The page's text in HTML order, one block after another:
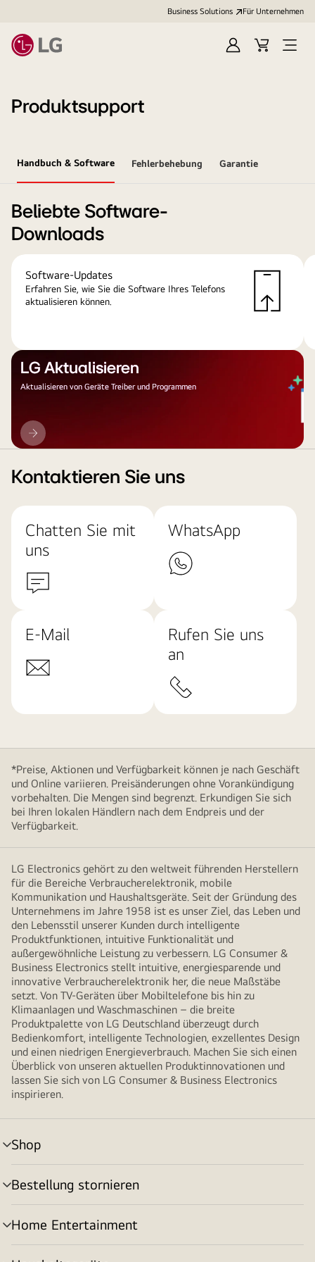
Business Solutions Für Unternehmen
Anmelden
Cart
Open
Produktsupport
Handbuch & Software Fehlerbehebung Garantie
Beliebte Software-
Downloads
Software-Updates
Erfahren Sie, wie Sie die Software Ihres Telefons
aktualisieren können.
LG Aktualisieren
Aktualisieren von Geräte Treiber und Programmen
LG
Aktualisieren
Kontaktieren Sie uns
Chatten Sie mit
uns
WhatsApp
E-Mail
Rufen Sie uns
an
*Preise, Aktionen und Verfügbarkeit können je nach Geschäft
und Online variieren. Preisänderungen ohne Vorankündigung
vorbehalten. Die Mengen sind begrenzt. Erkundigen Sie sich
bei Ihren lokalen Händlern nach dem Endpreis und der
Verfügbarkeit.
LG Electronics gehört zu den weltweit führenden Herstellern
für die Bereiche Verbraucherelektronik, mobile
Kommunikation und Haushaltsgeräte. Seit der Gründung des
Unternehmens im Jahre 1958 ist es unser Ziel, das Leben und
den Lebensstil unserer Kunden durch intelligente
Produktfunktionen, intuitive Funktionalität und
außergewöhnliche Leistung zu verbessern. LG Consumer &
Business Electronics stellt intuitive, energiesparende und
innovative Verbraucherelektronik her, die neue Maßstäbe
setzt. Von TV-Geräten über Mobiltelefone bis hin zu
Klimaanlagen und Waschmaschinen – die breite
Produktpalette von LG Deutschland überzeugt durch
Bedienkomfort, intelligente Technologien, exzellentes Design
und einen niedrigen Energieverbrauch. Machen Sie sich einen
Überblick von unseren aktuellen Produktinnovationen und
lassen Sie sich von LG Consumer & Business Electronics
inspirieren.
Shop
Menü
umschalten
Bestellung stornieren
Menü
umschalten
Home Entertainment
Menü
umschalten